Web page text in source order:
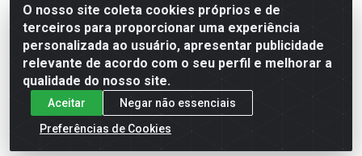
O nosso site coleta cookies próprios e de
terceiros para proporcionar uma experiência
personalizada ao usuário, apresentar publicidade
relevante de acordo com o seu perfil e melhorar a
qualidade do nosso site.
Aceitar
Negar não essenciais
Preferências de Cookies
V. C. Ferragens LTDA - Rua do Matoso, 132 - Praça da
Bandeira, Rio de Janeiro/ RJ - CEP 20.270-135 - CNPJ
12.324.723/0001-25
Todas as regras de promoções, descontos, preços e
prazos de pagamento e entrega expostos aqui são
válidos apenas para compras via internet. Preços e
estoque sujeito a alterações sem aviso prévio.